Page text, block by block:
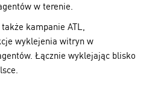
w terenie.
kampanie ATL,
wyklejenia witryn w
Łącznie wyklejając blisko